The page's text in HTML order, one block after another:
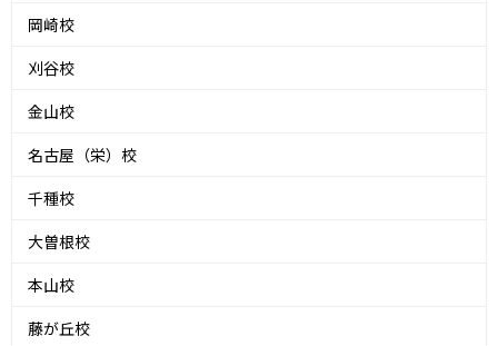
岡崎校
刈谷校
金山校
名古屋（栄）校
千種校
大曽根校
本山校
藤が丘校